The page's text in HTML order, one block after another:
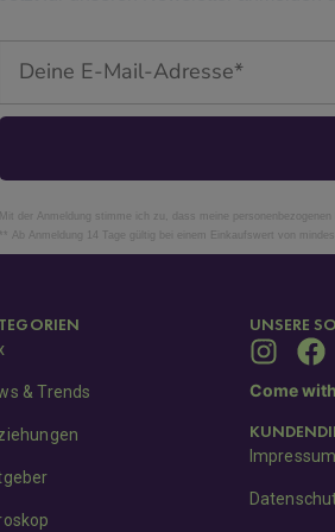
Mit der Anmeldung stimme ich zu, dass meine
** Ab Anmeldung 14 Tage gültig bei einem Einkaufswert von
& Trends
UNSERE
Come
Impressum